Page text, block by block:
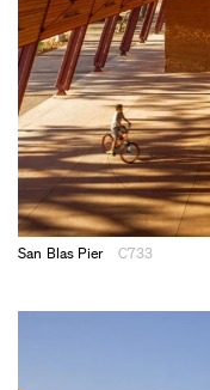
San Blas Pier C733